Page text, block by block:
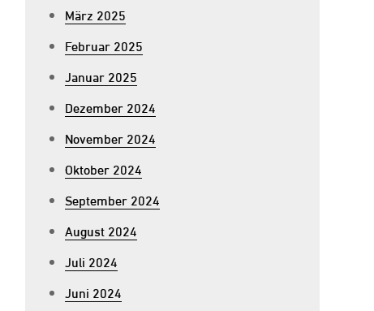
März 2025
Februar 2025
Januar 2025
Dezember 2024
November 2024
Oktober 2024
September 2024
August 2024
Juli 2024
Juni 2024